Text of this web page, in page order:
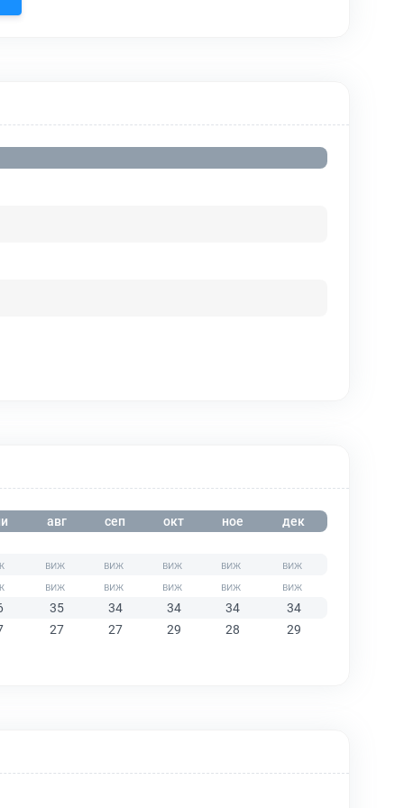
авг сеп окт ное дек
35 34 34 34
34
27 27 29 28 29